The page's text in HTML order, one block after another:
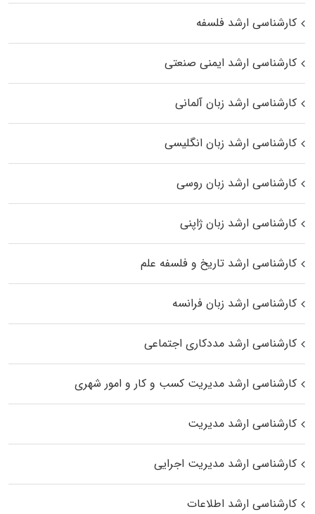
کارشناسی ارشد فلسفه
کارشناسی ارشد ایمنی صنعتی
کارشناسی ارشد زبان آلمانی
کارشناسی ارشد زبان انگلیسی
کارشناسی ارشد زبان روسی
کارشناسی ارشد زبان ژاپنی
کارشناسی ارشد تاریخ و فلسفه علم
کارشناسی ارشد زبان فرانسه
کارشناسی ارشد مددکاری اجتماعی
کارشناسی ارشد مدیریت کسب و کار و امور شهری
کارشناسی ارشد مدیریت
کارشناسی ارشد مدیریت اجرایی
کارشناسی ارشد اطلاعات